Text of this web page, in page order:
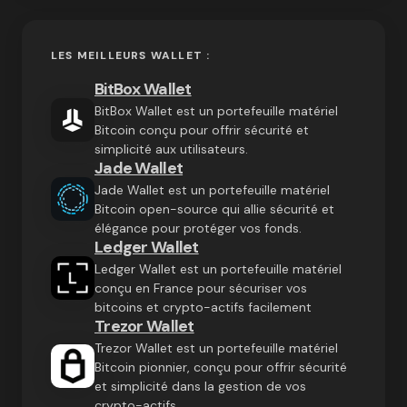
LES MEILLEURS WALLET :
BitBox Wallet
BitBox Wallet est un portefeuille matériel
Bitcoin conçu pour offrir sécurité et
simplicité aux utilisateurs.
Jade Wallet
Jade Wallet est un portefeuille matériel
Bitcoin open-source qui allie sécurité et
élégance pour protéger vos fonds.
Ledger Wallet
Ledger Wallet est un portefeuille matériel
conçu en France pour sécuriser vos
bitcoins et crypto-actifs facilement
Trezor Wallet
Trezor Wallet est un portefeuille matériel
Bitcoin pionnier, conçu pour offrir sécurité
et simplicité dans la gestion de vos